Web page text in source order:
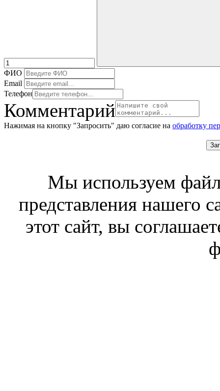
ФИО
Email
Телефон
Комментарий
Нажимая на кнопку "Запросить" даю согласие на обработку
Мы используем
представления нашего
этот сайт, вы